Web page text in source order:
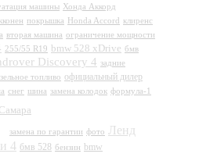
машины Хонда Аккорд
покрышка Honda Accord клиренс
вторая машина ограничение мощности
255/55 R19 bmw 528 xDrive бмв
Discovery 4 задние
топливо официальный дилер
снег шина замена колодок формула-1
Самара
замена по гарантии фото
Ленд
4 бмв 528 бензин bmw